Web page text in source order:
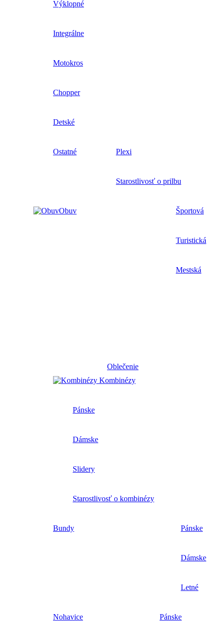
Výklopné
Integrálne
Motokros
Chopper
Detské
Ostatné Plexi
Starostlivosť o prilbu
Obuv Športová
Turistická
Mestská
Oblečenie
Kombinézy
Pánske
Dámske
Slidery
Starostlivosť o kombinézy
Bundy Pánske
Dámske
Letné
Nohavice Pánske